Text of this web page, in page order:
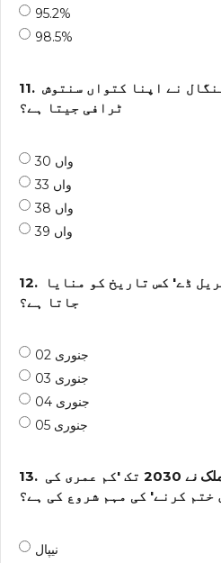
95.2%
98.5%
11. نے اپنا کتواں سنتوش
ٹرافی جیتا ہے؟
30 واں
33 واں
38 واں
39 واں
12.
ڈے' کس تاریخ کو منایا
جاتا ہے؟
02 جنوری
03 جنوری
04 جنوری
05 جنوری
13. حال ہی میں، کس ہمسایہ ملک نے 2030 تک 'کم عمری کی
ختم کرنے' کی مہم شروع کی ہے؟
نیپال